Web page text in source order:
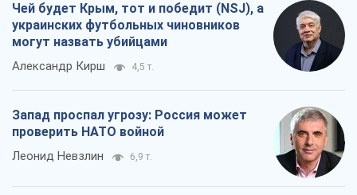
Чей будет Крым, тот и победит (NSJ), а
украинских футбольных чиновников
могут назвать убийцами
Александр Кирш 4,5 т.
Запад проспал угрозу: Россия может
проверить НАТО войной
Леонид Невзлин 6,9 т.